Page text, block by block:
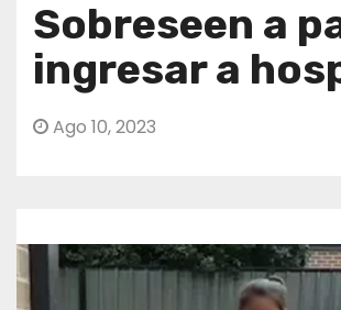
Sobreseen a
ingresar a
Ago 10, 2023